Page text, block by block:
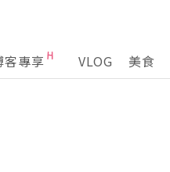
客專享 VLOG 美食